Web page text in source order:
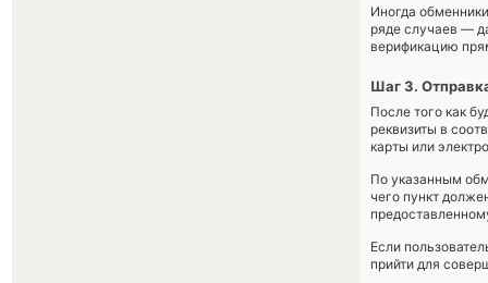
Иногда
ряде случаев —
верификацию
Шаг 3.
После того как
реквизиты в
карты или
По указанным
чего пункт
Если
прийти для